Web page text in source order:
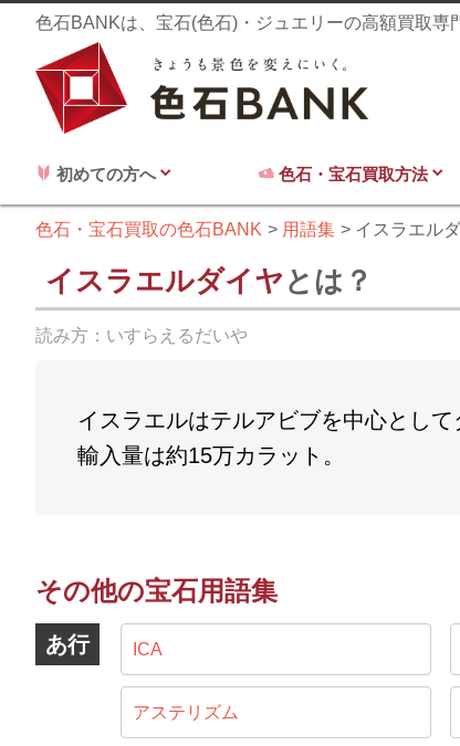
色石BANKは、宝石(色石)・ジュエリーの高額買取専
初めての方へ 色石・宝石買取方法
色石・宝石買取の色石BANK 用語集 イスラエル
イスラエルダイヤとは？
読み方： いすらえるだいや
イスラエルはテルアビブを中心とし
輸入量は約15万カラット。
その他の宝石用語集
あ行 ICA
アステリズム